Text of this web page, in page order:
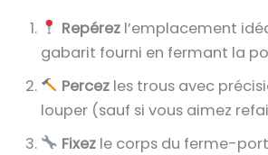
Repérezl’emplacement
gabarit fourni en fermant la
Percezles trous avec
louper (sauf si vous aimez
Fixezle corps du ferme-